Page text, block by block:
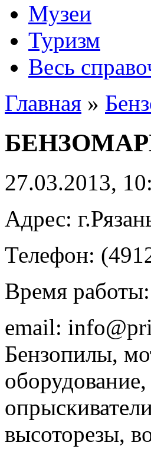
Музеи
Туризм
Весь
Главная »
27.03.2013,
Адрес:
Телефон:
Время работы:
email:
Бензопилы,
высоторезы,